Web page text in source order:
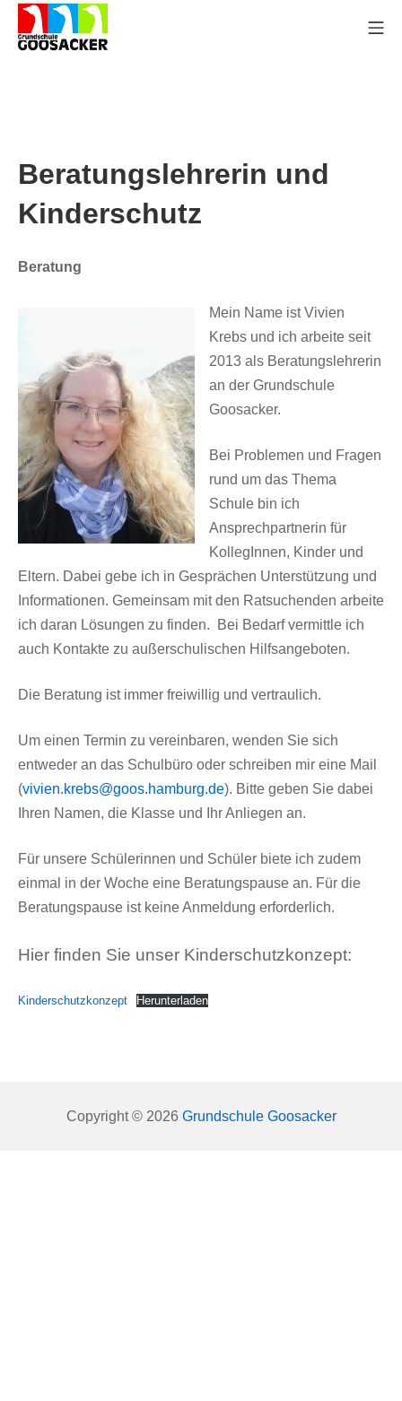
Zum
Inhalt
Beratungslehrerin und
Kinderschutz
Beratung
Mein Name ist Vivien
Krebs und ich arbeite seit
2013 als Beratungslehrerin
an der Grundschule
Goosacker.
Bei Problemen und Fragen
rund um das Thema
Schule bin ich
Ansprechpartnerin für
KollegInnen, Kinder und
Eltern. Dabei gebe ich in Gesprächen Unterstützung und
Informationen. Gemeinsam mit den Ratsuchenden arbeite
ich daran Lösungen zu finden. Bei Bedarf vermittle ich
auch Kontakte zu außerschulischen Hilfsangeboten.
Die Beratung ist immer freiwillig und vertraulich.
Um einen Termin zu vereinbaren, wenden Sie sich
entweder an das Schulbüro oder schreiben mir eine Mail
(vivien.krebs@goos.hamburg.de). Bitte geben Sie dabei
Ihren Namen, die Klasse und Ihr Anliegen an.
Für unsere Schülerinnen und Schüler biete ich zudem
einmal in der Woche eine Beratungspause an. Für die
Beratungspause ist keine Anmeldung erforderlich.
Hier finden Sie unser Kinderschutzkonzept:
Kinderschutzkonzept Herunterladen
Copyright © 2026 Grundschule Goosacker